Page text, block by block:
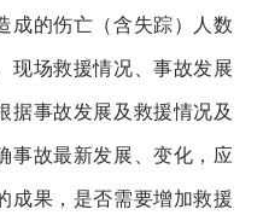
成的伤亡（含失踪）人数
现场救援情况、事故发展
据事故发展及救援情况及
事故最新发展、变化，应
成果，是否需要增加救援